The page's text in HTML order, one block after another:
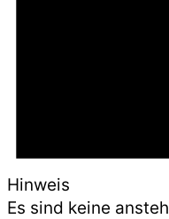
Hinweis
Es sind keine